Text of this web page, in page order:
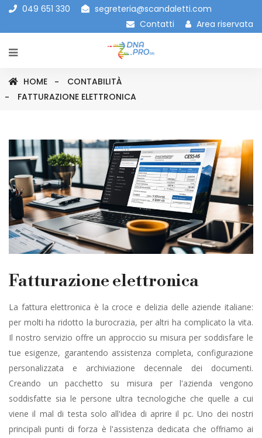
049 651 330
segreteria@scandaletti.com
Contatti
Area riservata
HOME
CONTABILITÀ
FATTURAZIONE ELETTRONICA
Fatturazione elettronica
La fattura elettronica è la croce e delizia delle aziende italiane:
per molti ha ridotto la burocrazia, per altri ha complicato la vita.
Il nostro servizio offre un approccio su misura per soddisfare le
tue esigenze, garantendo assistenza completa, configurazione
personalizzata e archiviazione decennale dei documenti.
Creando un pacchetto su misura per l'azienda vengono
soddisfatte sia le persone ultra tecnologiche che quelle a cui
viene il mal di testa solo all'idea di aprire il pc. Uno dei nostri
principali punti di forza è l'assistenza dedicata che offriamo ai